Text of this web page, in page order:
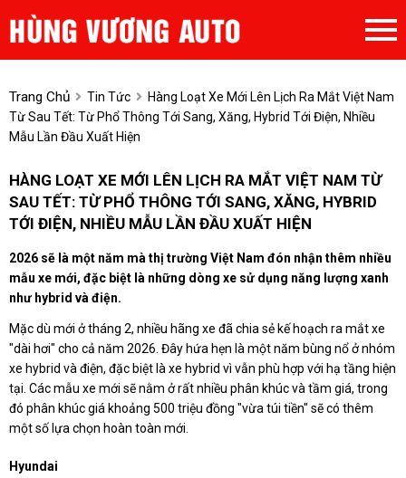
Trang Chủ Tin Tức
Hàng Loạt Xe Mới Lên Lịch Ra Mắt Việt Nam
Từ Sau Tết: Từ Phổ Thông Tới Sang, Xăng, Hybrid Tới Điện, Nhiều
Mẫu Lần Đầu Xuất Hiện
HÀNG LOẠT XE MỚI LÊN LỊCH RA MẮT VIỆT NAM TỪ
SAU TẾT: TỪ PHỔ THÔNG TỚI SANG, XĂNG, HYBRID
TỚI ĐIỆN, NHIỀU MẪU LẦN ĐẦU XUẤT HIỆN
2026 sẽ là một năm mà thị trường Việt Nam đón nhận thêm nhiều
mẫu xe mới, đặc biệt là những dòng xe sử dụng năng lượng xanh
như hybrid và điện.
Mặc dù mới ở tháng 2, nhiều hãng xe đã chia sẻ kế hoạch ra mắt xe
"dài hơi" cho cả năm 2026. Đây hứa hẹn là một năm bùng nổ ở nhóm
xe hybrid và điện, đặc biệt là xe hybrid vì vẫn phù hợp với hạ tầng hiện
tại. Các mẫu xe mới sẽ nằm ở rất nhiều phân khúc và tầm giá, trong
đó phân khúc giá khoảng 500 triệu đồng "vừa túi tiền" sẽ có thêm
một số lựa chọn hoàn toàn mới.
Hyundai